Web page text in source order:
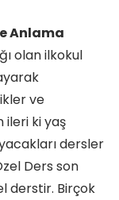
Anlama
olan ilkokul
ve
ileri ki yaş
dersler
Ders son
derstir. Birçok